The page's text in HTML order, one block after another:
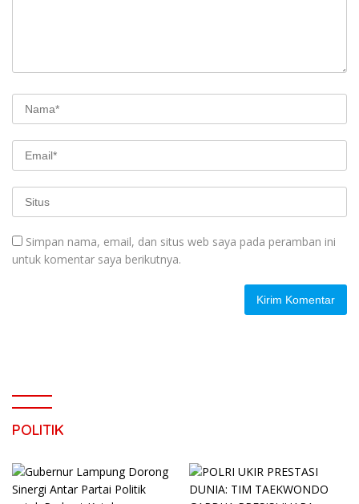
Simpan nama, email, dan situs web saya pada peramban ini
untuk komentar saya berikutnya.
POLITIK